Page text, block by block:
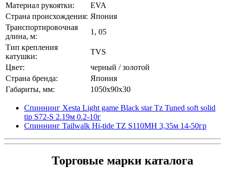
Материал рукоятки:
EVA
Страна происхождения: Япония
Транспортировочная
длина, м:
1, 05
Тип крепления
катушки:
TVS
Цвет:
черный / золотой
Страна бренда:
Япония
Габариты, мм:
1050x90x30
Спиннинг Xesta Light game Black star Tz Tuned soft solid
tip S72-S 2.19м 0.2-10г
Спиннинг Tailwalk Hi-tide TZ S110MH 3,35м 14-50гр
Торговые марки каталога